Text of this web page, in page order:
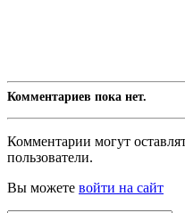
Комментариев пока нет.
Комментарии могут
пользователи.
Вы можете войти на сайт